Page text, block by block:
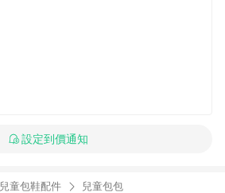
設定到價通知
兒童包鞋配件 兒童包包